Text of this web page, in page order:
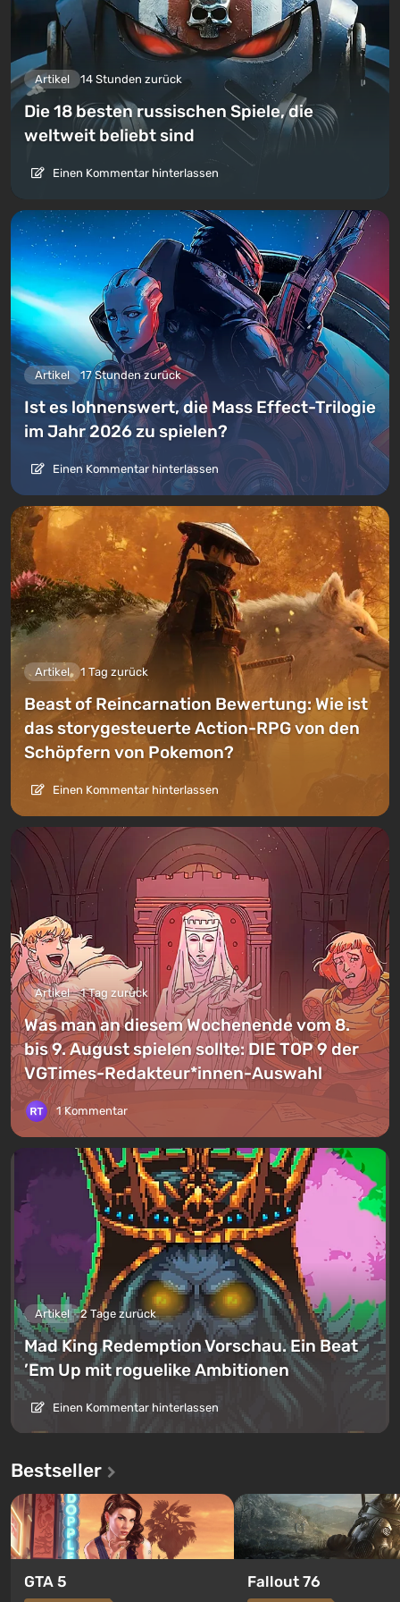
Artikel 14 Stunden zurück
Die 18 besten russischen Spiele, die
weltweit beliebt sind
Einen Kommentar hinterlassen
Artikel 17 Stunden zurück
Ist es lohnenswert, die Mass Effect-Trilogie
im Jahr 2026 zu spielen?
Einen Kommentar hinterlassen
Artikel 1 Tag zurück
Beast of Reincarnation Bewertung: Wie ist
das storygesteuerte Action-RPG von den
Schöpfern von Pokemon?
Einen Kommentar hinterlassen
Artikel 1 Tag zurück
Was man an diesem Wochenende vom 8.
bis 9. August spielen sollte: DIE TOP 9 der
VGTimes-Redakteur*innen-Auswahl
1 Kommentar
Artikel 2 Tage zurück
Mad King Redemption Vorschau. Ein Beat
’Em Up mit roguelike Ambitionen
Einen Kommentar hinterlassen
Bestseller
GTA 5 Fallout 76